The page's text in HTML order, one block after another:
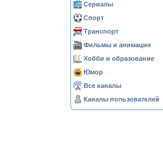
Сериалы
Спорт
Транспорт
Фильмы и анимация
Хобби и образование
Юмор
Все каналы
Каналы пользователей